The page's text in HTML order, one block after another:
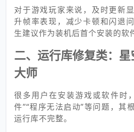
对于游戏玩家来说，及时更新
升帧率表现，减少卡顿和闪退
生建议作为装机后首个安装的软
二、运行库修复类：
大师
很多用户在安装游戏或软件时
件”“程序无法启动”等问题，其
运行库不完整。